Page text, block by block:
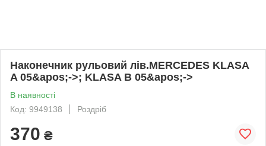
Наконечник рульовий лів.MERCEDES KLASA
A 05&apos;->; KLASA B 05&apos;->
В наявності
Код: 9949138
Роздріб
370 ₴